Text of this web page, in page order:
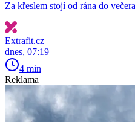
Za křeslem stojí od rána do
Extrafit.cz
dnes, 07:19
4 min
Reklama